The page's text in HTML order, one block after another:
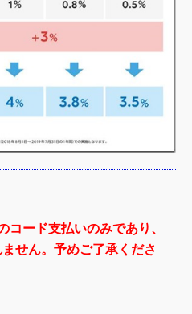
ード支払いのみであり、
せん。予めご了承くださ